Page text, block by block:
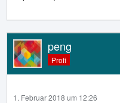
peng
Profi
1. Februar 2018 um 12:26